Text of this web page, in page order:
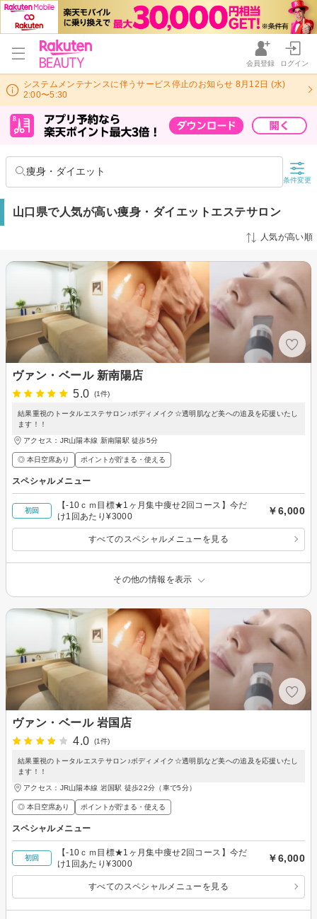
会員登録 ログイン
システムメンテナンスに伴うサービス停止のお知らせ 8月12日 (水)
2:00〜5:30
痩身・ダイエット
条件変更
山口県で人気が高い痩身・ダイエットエステサロン
人気が高い順
ヴァン・ベール 新南陽店
5.0
(1件)
結果重視のトータルエステサロン♪ボディメイク☆透明肌など美への追及を応援いたし
ます！！
アクセス：JR山陽本線 新南陽駅 徒歩5分
◎ 本日空席あり ポイントが貯まる・使える
スペシャルメニュー
初回
【-10ｃｍ目標★1ヶ月集中痩せ2回コース】今だ
け1回あたり¥3000
￥6,000
すべてのスペシャルメニューを見る
その他の情報を表示
ヴァン・ベール 岩国店
4.0
(1件)
結果重視のトータルエステサロン♪ボディメイク☆透明肌など美への追及を応援いたし
ます！！
アクセス：JR山陽本線 岩国駅 徒歩22分（車で5分）
◎ 本日空席あり ポイントが貯まる・使える
スペシャルメニュー
初回
【-10ｃｍ目標★1ヶ月集中痩せ2回コース】今だ
け1回あたり¥3000
￥6,000
すべてのスペシャルメニューを見る